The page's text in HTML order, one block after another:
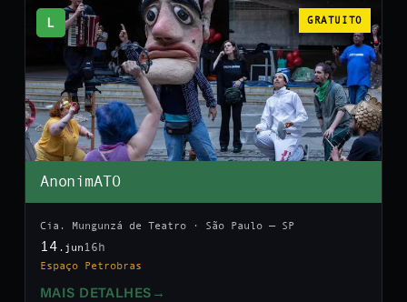
L GRATUITO
AnonimATO
Cia. Mungunzá de Teatro · São Paulo — SP
14 .jun 16h
Espaço Petrobras
MAIS DETALHES →